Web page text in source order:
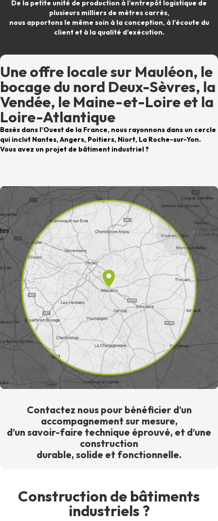
De la petite unité de production à l’entrepôt logistique de
plusieurs milliers de mètres carrés,
nous apportons le même soin à la conception, à l’écoute du
client et à la qualité d’exécution.
Une offre locale sur Mauléon, le
bocage du nord Deux-Sèvres, la
Vendée, le Maine-et-Loire et la
Loire-Atlantique
Basés dans l'Ouest de la France, nous rayonnons dans un cercle
qui inclut Nantes, Angers, Poitiers, Niort, La Roche-sur-Yon.
Vous avez un projet de bâtiment industriel ?
Contactez nous pour bénéficier d’un
accompagnement sur mesure,
d’un savoir-faire technique éprouvé, et d’une
construction
durable, solide et fonctionnelle.
Construction de bâtiments
industriels ?